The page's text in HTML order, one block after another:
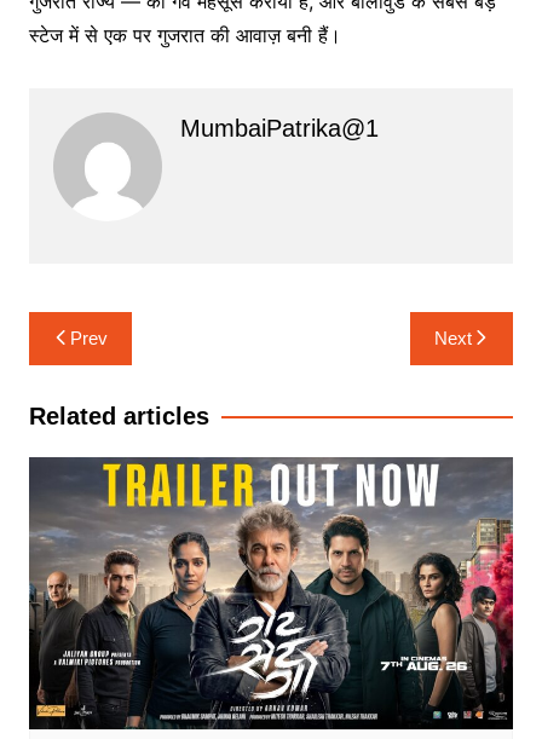
स्टेज में से एक पर गुजरात की आवाज़ बनी हैं।
MumbaiPatrika@1
Post
navigation
Prev Next
Related articles